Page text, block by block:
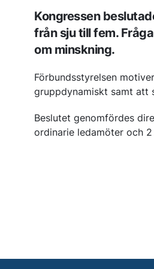
Kongressen
från sju till fem.
om minskning.
Förbundsstyrelsen
gruppdynamiskt samt att
Beslutet genomfördes
ordinarie ledamöter och 2